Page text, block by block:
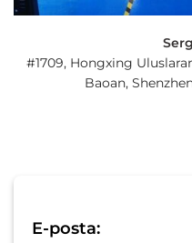
#1709, Hongxing
Baoan,
E-posta: